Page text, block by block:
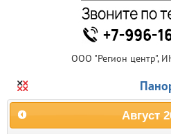
ООО "Регион центр",
Август